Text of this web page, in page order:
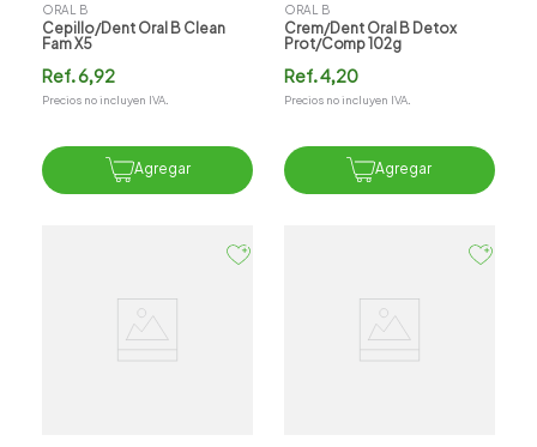
ORAL B
Cepillo/dent Oral B Clean
Fam X5
Ref.6,92
Precios no incluyen IVA.
Agregar
ORAL B
Crem/dent Oral B Detox
Prot/comp 102g
Ref.4,20
Precios no incluyen IVA.
Agregar